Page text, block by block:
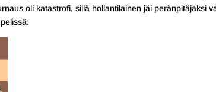
oli katastrofi, sillä hollantilainen jäi peränpitäjäksi